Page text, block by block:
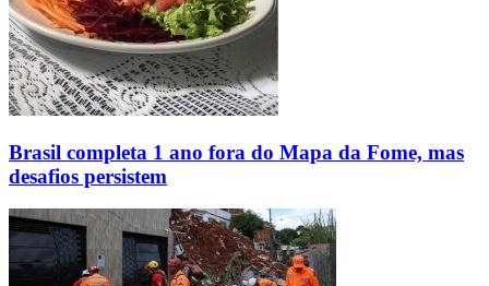
Brasil completa 1 ano fora do Mapa da Fome, mas
desafios persistem